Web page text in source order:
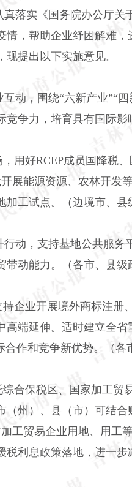
落实《国务院办公厅关
，帮助企业纾困解难
提出以下实施意见。
动，围绕“六新产业”“
争力，培育具有国际
用好RCEP成员国降税
展能源资源、农林开发
工试点。（边境市、县
动，支持基地公共服务
动能力。（各市、县
企业开展境外商标注册
端延伸。适时建立全
作和竞争新优势。（
合保税区、国家加工贸
州）、县（市）可结合
工贸易企业用地、用工
利息政策落地，进一